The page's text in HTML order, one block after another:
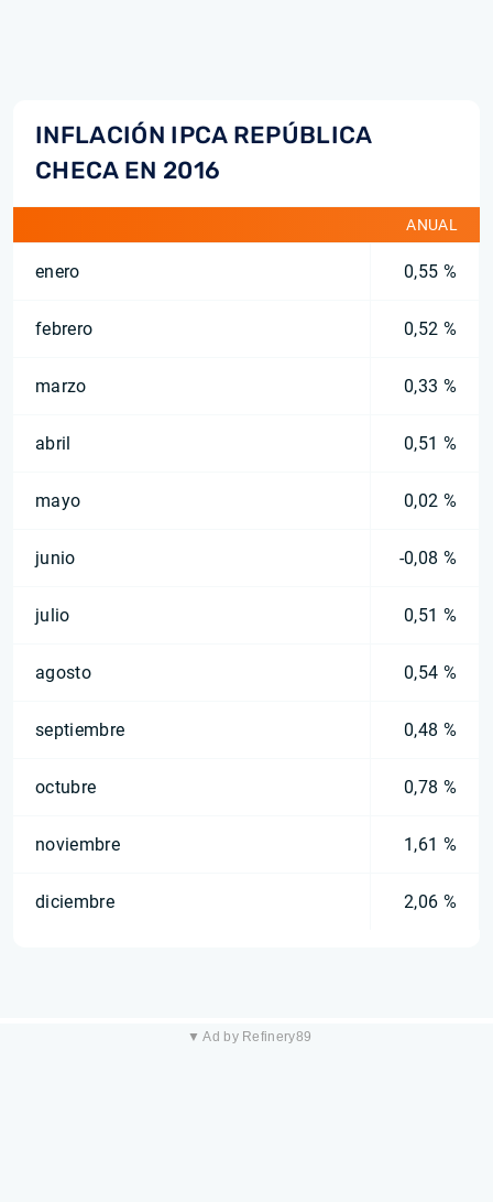
INFLACIÓN IPCA REPÚBLICA
CHECA EN 2016
ANUAL
enero 0,55 %
febrero 0,52 %
marzo 0,33 %
abril 0,51 %
mayo 0,02 %
junio -0,08 %
julio 0,51 %
agosto 0,54 %
septiembre 0,48 %
octubre 0,78 %
noviembre 1,61 %
diciembre 2,06 %
▼ Ad by Refinery89